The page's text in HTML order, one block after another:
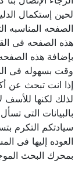
لحين إستكمال
الصفحه المناسبه
هذه الصفحه فى
بإضافة هذه
وقت بسهوله فى
إذا انت تبحث عن
لذلك لكنها للأسف
بالبيانات التى
سيادتكم التكرم
العوده إليها فى
بمحرك البحث